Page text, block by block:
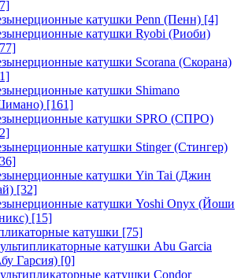
катушки Penn (Пенн) [4]
катушки Ryobi (Риоби)
катушки Scorana (Скорана)
катушки Shimano
[161]
катушки SPRO (СПРО)
катушки Stinger (Стингер)
катушки Yin Tai (Джин
[32]
катушки Yoshi Onyx (Йоши
[15]
катушки [75]
катушки Abu Garcia
Гарсия) [0]
катушки Condor